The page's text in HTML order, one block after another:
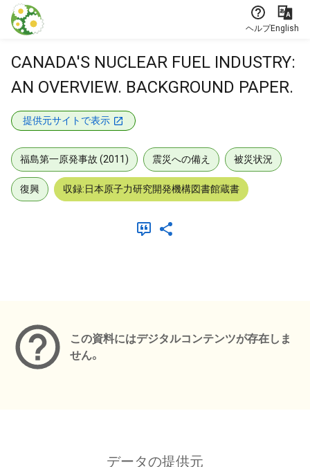
本文に飛ぶ
ヘルプEnglish
CANADA'S NUCLEAR FUEL INDUSTRY:
AN OVERVIEW. BACKGROUND PAPER.
提供元サイトで表示
福島第一原発事故 (2011) 震災への備え 被災状況
復興 収録:日本原子力研究開発機構図書館蔵書
この資料にはデジタルコンテンツが存在しま
せん。
データの提供元